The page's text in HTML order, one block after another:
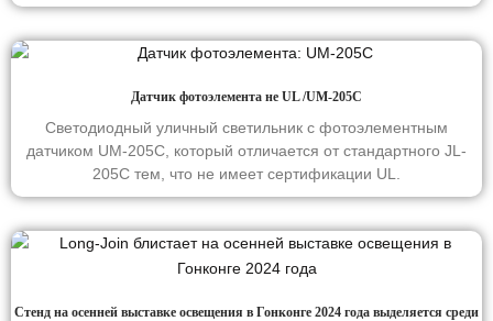
Датчик фотоэлемента не UL /UM-205C
Светодиодный уличный светильник с фотоэлементным
датчиком UM-205C, который отличается от стандартного JL-
205C тем, что не имеет сертификации UL.
Стенд на осенней выставке освещения в Гонконге 2024 года выделяется среди